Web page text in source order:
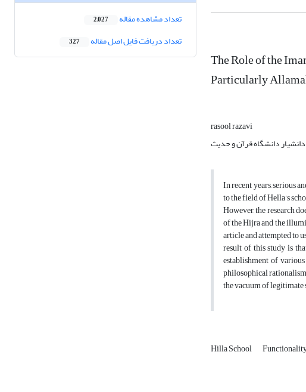
The Role of the
Particularly
rasool razavi
دانشیار دانشگاه قرآن و حدیث
In recent years, serious
to the field of Hella’s
However, the research
of the Hijra and the
article and attempted to
result of this study is
establishment of
philosophical
the vacuum of
Hilla School
تعداد مشاهده مقاله 2,027
تعداد دریافت فایل اصل مقاله 327